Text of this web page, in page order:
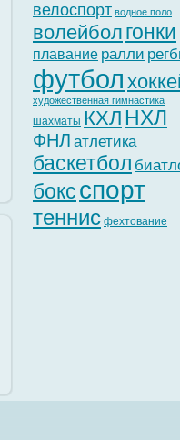
велоспорт водное поло
волейбол гонки
плавание ралли
футбол
художественная гимнастика
шахматы КХЛ НХЛ
ФНЛ атлетика
баскетбол
бокс спорт
теннис фехтование